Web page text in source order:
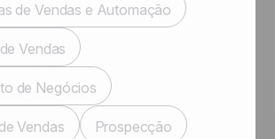
de Vendas e Automação
Vendas
de Negócios
Vendas Prospecção